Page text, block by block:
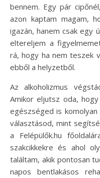
bennem. Egy pár
azon kaptam magam,
igazán, hanem csak egy
eltereljem a
rá, hogy ha nem teszek
ebből a helyzetből.
Az alkoholizmus
Amikor eljutsz oda,
egészséged is
választásod, mint
a Felépülők.hu
szakcikkekre és ahol
találtam, akik pontosan
napos bentlakásos